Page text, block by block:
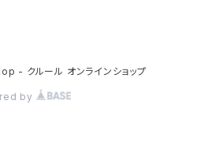
クルール オンラインショップ
by